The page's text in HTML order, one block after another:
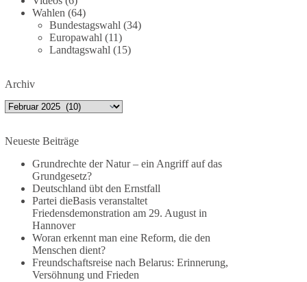
#dieBasis #Corona
#Demokratie #Vertrauen
DieBasis
🕊 Wir wollen den Krieg mit Russland nicht!
Am 20. Juni 2026 fand in Berlin am
Brandenburger Tor die Demonstration mit dem
Motto „Russland ist nicht unser Feind“ statt.
Hier ein Auszug aus der Rede von der
Bundestagsabgeordneten Sevim Dağdelen
(BSW).
Wahlen (64)
Bundestagswahl (34)
Europawahl (11)
Landtagswahl (15)
Archiv
Archiv
Neueste Beiträge
Grundrechte der Natur – ein Angriff auf das
Grundgesetz?
Deutschland übt den Ernstfall
Partei dieBasis veranstaltet
Friedensdemonstration am 29. August in
Hannover
Woran erkennt man eine Reform, die den
Menschen dient?
Freundschaftsreise nach Belarus: Erinnerung,
Versöhnung und Frieden